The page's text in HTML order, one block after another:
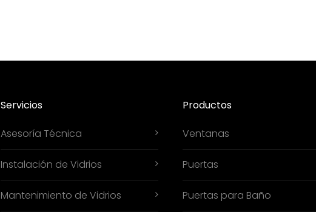
Servicios
Asesoría Técnica
Instalación de Vidrios
Mantenimiento de Vidrios
Productos
Ventanas
Puertas
Puertas para Baño